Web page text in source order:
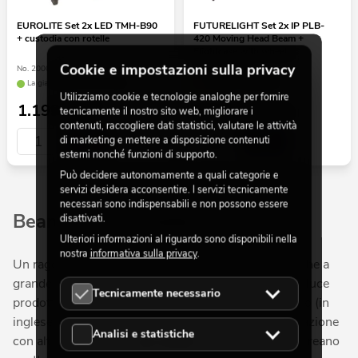
EUROLITE Set 2x LED TMH-B90
+ custodia con rotelle
No. 20000930
La giacenza è di circa 4 sett.
1.199,00€
FUTURELIGHT Set 2x IP PLB-
420 Moving Head Beam +
No. 20001056
Prezzo su richiesta
Beam a testa mobile
Un raggio di luce il più intenso possibile, visibile anche a
grande distanza: il beam a testa mobile concentra la luce
prodotta attraverso una lente e proietta questo raggio (in
inglese "beam") all'interno di uno spazio. In combinazione
con altri beam o altreluci mobili
, questi dispositivi creano
Cookie e impostazioni sulla privacy
Utilizziamo cookie e tecnologie analoghe per fornire
tecnicamente il nostro sito web, migliorare i
contenuti, raccogliere dati statistici, valutare le attività
di marketing e mettere a disposizione contenuti
esterni nonché funzioni di supporto.
Può decidere autonomamente a quali categorie e
servizi desidera acconsentire. I servizi tecnicamente
necessari sono indispensabili e non possono essere
disattivati.
Ulteriori informazioni al riguardo sono disponibili nella
nostra informativa sulla privacy.
Tecnicamente necessario
Analisi e statistiche